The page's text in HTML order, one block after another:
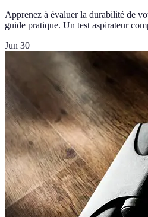
Apprenez à évaluer la durabilité de
guide pratique. Un test aspirateur
Jun 30